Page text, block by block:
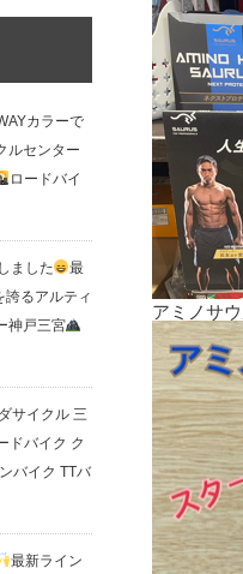
アミノサ
カラーで
ルセンター
ロードバイ
ました
最
るアルティ
神戸三宮
サイクル 三
ドバイク ク
バイク TTバ
最新ライン